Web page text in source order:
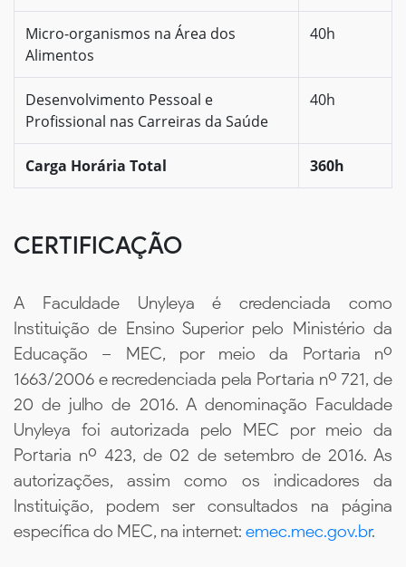
Micro-organismos na Área dos
Alimentos
40h
Desenvolvimento Pessoal e
Profissional nas Carreiras da Saúde
40h
Carga Horária Total 360h
CERTIFICAÇÃO
A Faculdade Unyleya é credenciada como
Instituição de Ensino Superior pelo Ministério da
Educação – MEC, por meio da Portaria nº
1663/2006 e recredenciada pela Portaria nº 721, de
20 de julho de 2016. A denominação Faculdade
Unyleya foi autorizada pelo MEC por meio da
Portaria nº 423, de 02 de setembro de 2016. As
autorizações, assim como os indicadores da
Instituição, podem ser consultados na página
específica do MEC, na internet: emec.mec.gov.br.